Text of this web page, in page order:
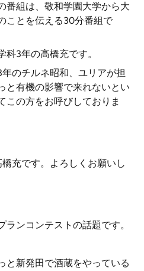
番組は、敬和学園大学から大
ことを伝える30分番組で
3年の高橋充です。
のチルネ昭和、ユリアが担
と有機の影響で来れないとい
この方をお呼びしておりま
充です。よろしくお願いし
ンコンテストの話題です。
と新発田で酒蔵をやっている